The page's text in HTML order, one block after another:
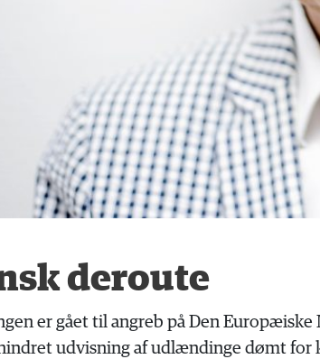
deroute
er gået til angreb på Den
udvisning af udlændinge dømt for